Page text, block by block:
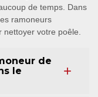
de temps. Dans
ramoneurs
votre poêle.
de
le